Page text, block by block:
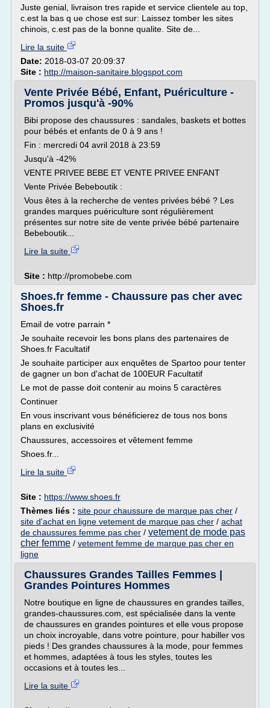
Juste genial, livraison tres rapide et service clientele au top,
c.est la bas q ue chose est sur: Laissez tomber les sites
chinois, c.est pas de la bonne qualite. Site de...
Lire la suite
Date: 2018-03-07 20:09:37
Site : http://maison-sanitaire.blogspot.com
Vente Privée Bébé, Enfant, Puériculture -
Promos jusqu'à -90%
Bibi propose des chaussures : sandales, baskets et bottes
pour bébés et enfants de 0 à 9 ans !
Fin : mercredi 04 avril 2018 à 23:59
Jusqu'à -42%
VENTE PRIVEE BEBE ET VENTE PRIVEE ENFANT
Vente Privée Bebeboutik :
Vous êtes à la recherche de ventes privées bébé ? Les
grandes marques puériculture sont régulièrement
présentes sur notre site de vente privée bébé partenaire
Bebeboutik...
Lire la suite
Site : http://promobebe.com
Shoes.fr femme - Chaussure pas cher avec
Shoes.fr
Email de votre parrain *
Je souhaite recevoir les bons plans des partenaires de
Shoes.fr Facultatif
Je souhaite participer aux enquêtes de Spartoo pour tenter
de gagner un bon d'achat de 100EUR Facultatif
Le mot de passe doit contenir au moins 5 caractères
Continuer
En vous inscrivant vous bénéficierez de tous nos bons
plans en exclusivité
Chaussures, accessoires et vêtement femme
Shoes.fr...
Lire la suite
Site : https://www.shoes.fr
Thèmes liés : site pour chaussure de marque pas cher /
site d'achat en ligne vetement de marque pas cher / achat
de chaussures femme pas cher / vetement de mode pas
cher femme / vetement femme de marque pas cher en
ligne
Chaussures Grandes Tailles Femmes |
Grandes Pointures Hommes
Notre boutique en ligne de chaussures en grandes tailles,
grandes-chaussures.com, est spécialisée dans la vente
de chaussures en grandes pointures et elle vous propose
un choix incroyable, dans votre pointure, pour habiller vos
pieds ! Des grandes chaussures à la mode, pour femmes
et hommes, adaptées à tous les styles, toutes les
occasions et à toutes les...
Lire la suite